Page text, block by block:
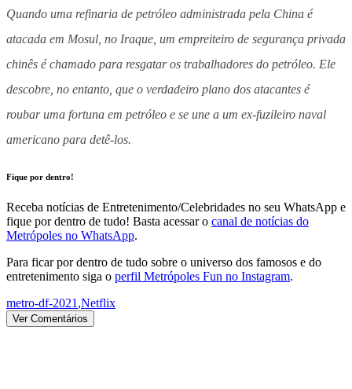
Quando uma refinaria de petróleo administrada pela China é
atacada em Mosul, no Iraque, um empreiteiro de segurança privada
chinês é chamado para resgatar os trabalhadores do petróleo. Ele
descobre, no entanto, que o verdadeiro plano dos atacantes é
roubar uma fortuna em petróleo e se une a um ex-fuzileiro naval
americano para detê-los.
Fique por dentro!
Receba notícias de Entretenimento/Celebridades no seu WhatsApp e
fique por dentro de tudo! Basta acessar o canal de notícias do
Metrópoles no WhatsApp.
Para ficar por dentro de tudo sobre o universo dos famosos e do
entretenimento siga o perfil Metrópoles Fun no Instagram.
metro-df-2021,Netflix
Ver Comentários